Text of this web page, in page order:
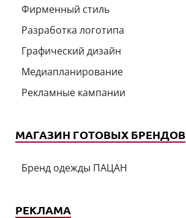
Фирменный стиль
Разработка логотипа
Графический дизайн
Медиапланирование
Рекламные кампании
МАГАЗИН ГОТОВЫХ БРЕНДОВ
Бренд одежды ПАЦАН
РЕКЛАМА